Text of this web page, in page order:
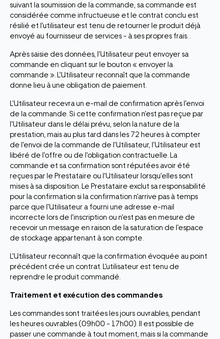
suivant la soumission de la commande, sa commande est
considérée comme infructueuse et le contrat conclu est
résilié et l'utilisateur est tenu de retourner le produit déjà
envoyé au fournisseur de services - à ses propres frais. .
Après saisie des données, l'Utilisateur peut envoyer sa
commande en cliquant sur le bouton « envoyer la
commande ». L'Utilisateur reconnaît que la commande
donne lieu à une obligation de paiement.
L'Utilisateur recevra un e-mail de confirmation après l'envoi
de la commande. Si cette confirmation n'est pas reçue par
l'Utilisateur dans le délai prévu, selon la nature de la
prestation, mais au plus tard dans les 72 heures à compter
de l'envoi de la commande de l'Utilisateur, l'Utilisateur est
libéré de l'offre ou de l'obligation contractuelle. La
commande et sa confirmation sont réputées avoir été
reçues par le Prestataire ou l'Utilisateur lorsqu'elles sont
mises à sa disposition. Le Prestataire exclut sa responsabilité
pour la confirmation si la confirmation n'arrive pas à temps
parce que l'Utilisateur a fourni une adresse e-mail
incorrecte lors de l'inscription ou n'est pas en mesure de
recevoir un message en raison de la saturation de l'espace
de stockage appartenant à son compte.
L'Utilisateur reconnaît que la confirmation évoquée au point
précédent crée un contrat. L'utilisateur est tenu de
reprendre le produit commandé.
Traitement et exécution des commandes
Les commandes sont traitées les jours ouvrables, pendant
les heures ouvrables (09h00 - 17h00). Il est possible de
passer une commande à tout moment, mais si la commande